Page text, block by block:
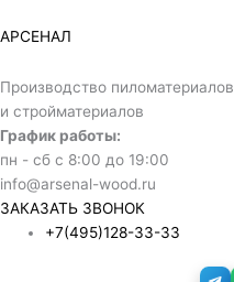
к
АРСЕНАЛ
Производство пиломатериалов
и стройматериалов
График работы:
пн - сб с 8:00 до 19:00
info@arsenal-wood.ru
ЗАКАЗАТЬ ЗВОНОК
+7(495)128-33-33
товара
2500х1250х18мм
Kronospan